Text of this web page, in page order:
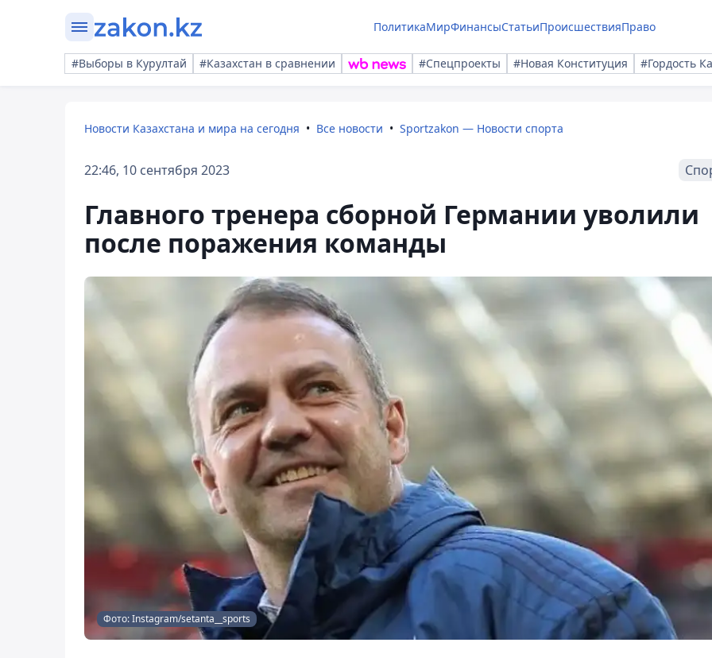
ПолитикаМирФинансыСтатьиПроисшествияПраво
#Выборы в Курултай #Казахстан в сравнении #Спецпроекты #Новая Конституция #Гордость
Новости Казахстана и мира на сегодня Все новости Sportzakon — Новости спорта
22:46, 10 сентября 2023
Главного тренера сборной Германии уволили
после поражения команды
Фото: Instagram/setanta__sports